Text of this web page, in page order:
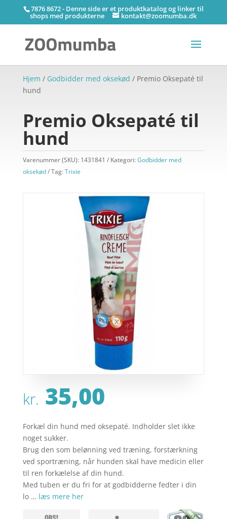
7876 8672 - Denne side er et produktkatalog og linker til
shops med produkterne kontakt@zoomumba.dk
Hjem / Godbidder med oksekød / Premio Oksepaté til
hund
Premio Oksepaté til
hund
Varenummer (SKU): 1431841 Kategori:Godbidder med
oksekød
Tag:Trixie
kr. 35,00
Forkæl din hund med oksepaté. Indholder slet ikke
noget sukker.
Brug den som belønning ved træning, forstærkning
ved sportræning, når hunden skal have medicin eller
til ren forkælelse af din hund.
Med tuben er du fri for at godbidderne fedter i din
lo … læs mere her